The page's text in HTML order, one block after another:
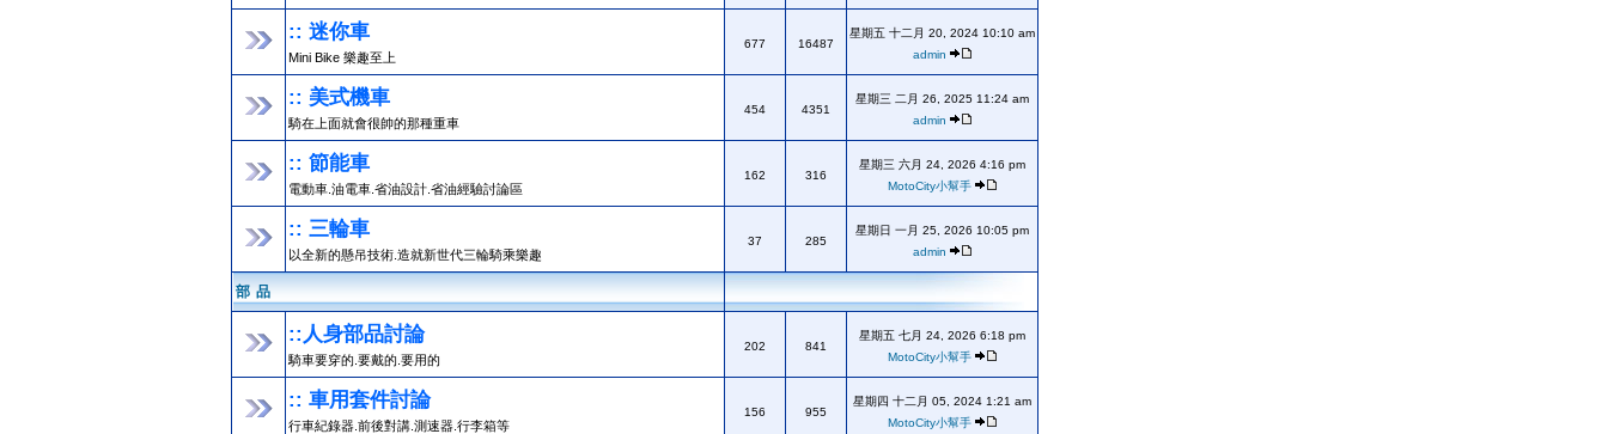
:: 迷你車
Mini Bike 樂趣至上
677 16487
星期五 十二月 20, 2024 10:10 am
admin
:: 美式機車
騎在上面就會很帥的那種重車
454 4351
星期三 二月 26, 2025 11:24 am
admin
:: 節能車
電動車.油電車.省油設計.省油經驗討論區
162 316
星期三 六月 24, 2026 4:16 pm
MotoCity小幫手
:: 三輪車
以全新的懸吊技術.造就新世代三輪騎乘樂趣
37 285
星期日 一月 25, 2026 10:05 pm
admin
部 品
::人身部品討論
騎車要穿的.要戴的.要用的
202 841
星期五 七月 24, 2026 6:18 pm
MotoCity小幫手
:: 車用套件討論
行車紀錄器.前後對講.測速器.行李箱等
156 955
星期四 十二月 05, 2024 1:21 am
MotoCity小幫手